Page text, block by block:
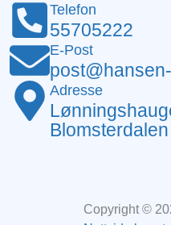
Telefon
55705222
E-Post
Adresse
Blomsterdalen
Copyright ©